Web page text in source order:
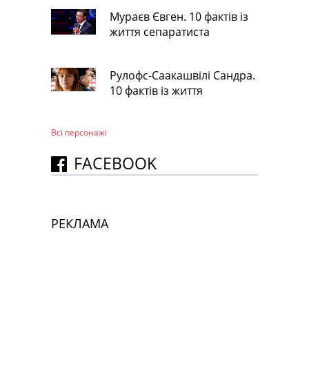
Мураєв Євген. 10 фактів із
життя сепаратиста
Рулофс-Саакашвілі Сандра.
10 фактів із життя
Всі персонажi
FACEBOOK
РЕКЛАМА